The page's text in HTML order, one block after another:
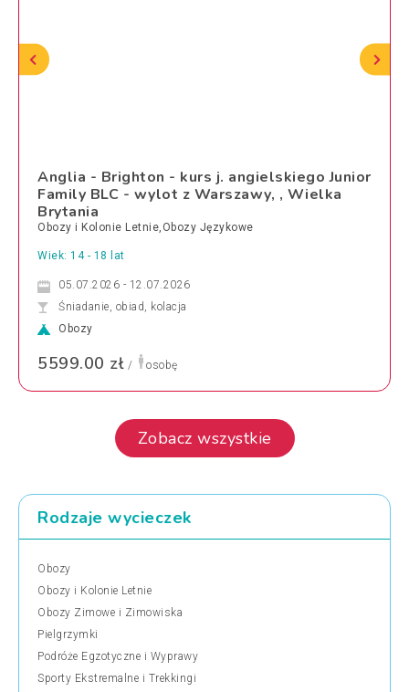
Anglia - Brighton - kurs j. angielskiego Junior
Family BLC - wylot z Warszawy, , Wielka
Brytania
Obozy i Kolonie Letnie,Obozy Językowe
Wiek: 14 - 18 lat
05.07.2026 - 12.07.2026
Śniadanie, obiad, kolacja
Obozy
5599.00 zł / osobę
Zobacz wszystkie
Rodzaje wycieczek
Obozy
Obozy i Kolonie Letnie
Obozy Zimowe i Zimowiska
Pielgrzymki
Podróże Egzotyczne i Wyprawy
Sporty Ekstremalne i Trekkingi